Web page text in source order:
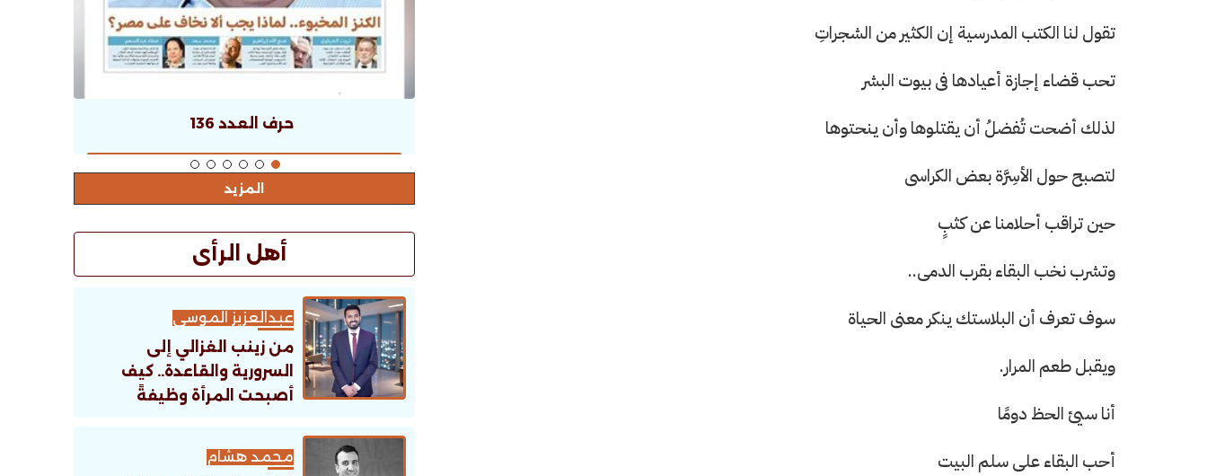
تقول لنا الكتب المدرسية إن الكثير من الشجراتِ
تحب قضاء إجازة أعيادها فى بيوت البشر
لذلك أضحت تُفضلُ أن يقتلوها وأن ينحتوها
لتصبح حول الأسِرَّة بعض الكراسى
حين تراقب أحلامنا عن كثبٍ
وتشرب نخب البقاء بقرب الدمى..
سوف تعرف أن البلاستك ينكر معنى الحياة
ويقبل طعم المرار.
أنا سيئ الحظ دومًا
أحب البقاء على سلم البيت
حرف العدد 133 حرف العدد 136
المزيد
أهل الرأى
عبدالعزيز الموسى
من زينب الغزالي إلى
السرورية والقاعدة.. كيف
أصبحت المرأة وظيفةً
محمد هشام